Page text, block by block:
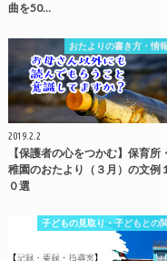
曲を50…
おたよりの書き方・情
2019.2.2
【保護者の心をつかむ】保育所
稚園のおたより（３月）の文例
０選
子どもの見取り・子どもとの